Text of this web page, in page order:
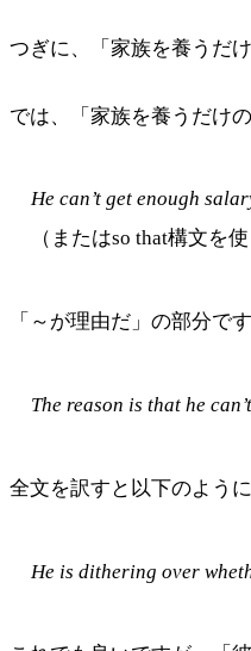
つぎに、「家族を養うだ
では、「家族を養うだけ
He can’t get enough
（またはso that構文を
「～が理由だ」の部分で
The reason is that he
全文を訳すと以下のように
He is dithering over